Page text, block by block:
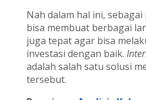
Nah dalam hal ini,
bisa membuat berbagai
juga tepat agar bisa
investasi dengan baik.
adalah salah satu solusi
tersebut.